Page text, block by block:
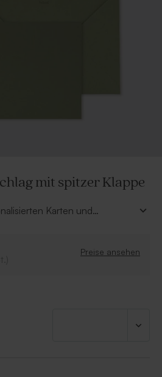
mit spitzer Klappe
Karten und
hübschen
Preise ansehen